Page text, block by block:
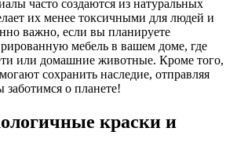
часто создаются из натуральных
их менее токсичными для людей и
важно, если вы планируете
мебель в вашем доме, где
или домашние животные. Кроме того,
сохранить наследие, отправляя
о планете!
краски и